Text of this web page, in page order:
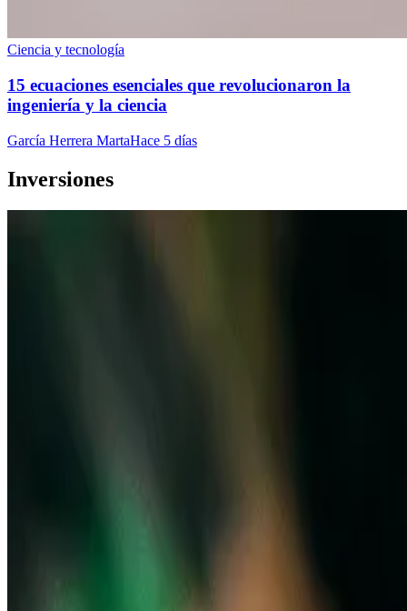
Ciencia y tecnología
15 ecuaciones esenciales que revolucionaron la
ingeniería y la ciencia
García Herrera MartaHace 5 días
Inversiones